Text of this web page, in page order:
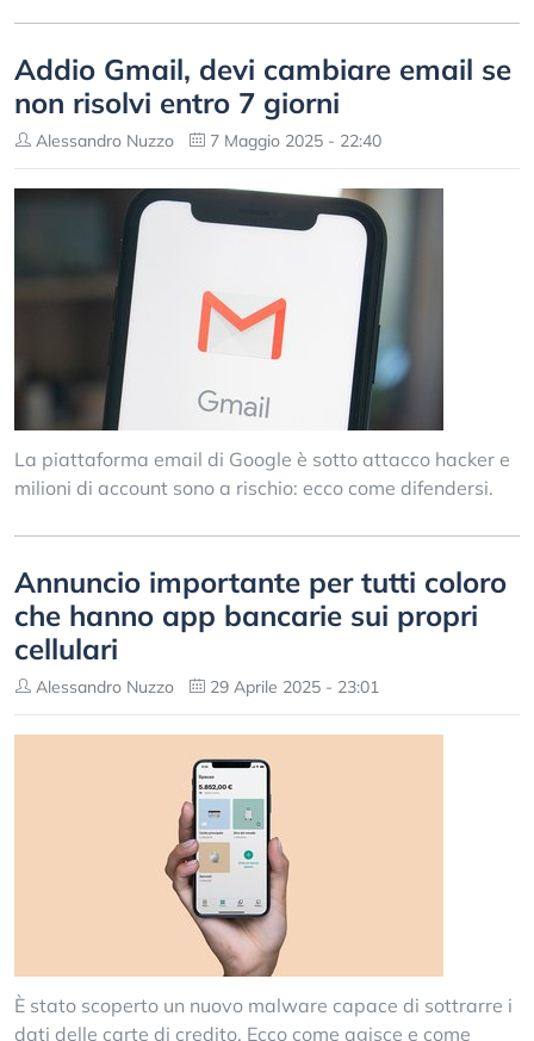
Addio Gmail, devi cambiare email se
non risolvi entro 7 giorni
Alessandro Nuzzo 7 Maggio 2025 - 22:40
La piattaforma email di Google è sotto attacco hacker e
milioni di account sono a rischio: ecco come difendersi.
Annuncio importante per tutti coloro
che hanno app bancarie sui propri
cellulari
Alessandro Nuzzo 29 Aprile 2025 - 23:01
È stato scoperto un nuovo malware capace di sottrarre i
dati delle carte di credito. Ecco come agisce e come